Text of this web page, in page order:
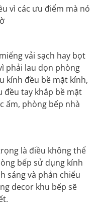
vì các ưu điểm mà nó
vải sạch hay bọt
phải lau dọn phòng
kính đều bề mặt kính,
đều tay khắp bề mặt
ấm, phòng bếp nhà
là điều không thể
bếp sử dụng kính
sáng và phản chiếu
decor khu bếp sẽ